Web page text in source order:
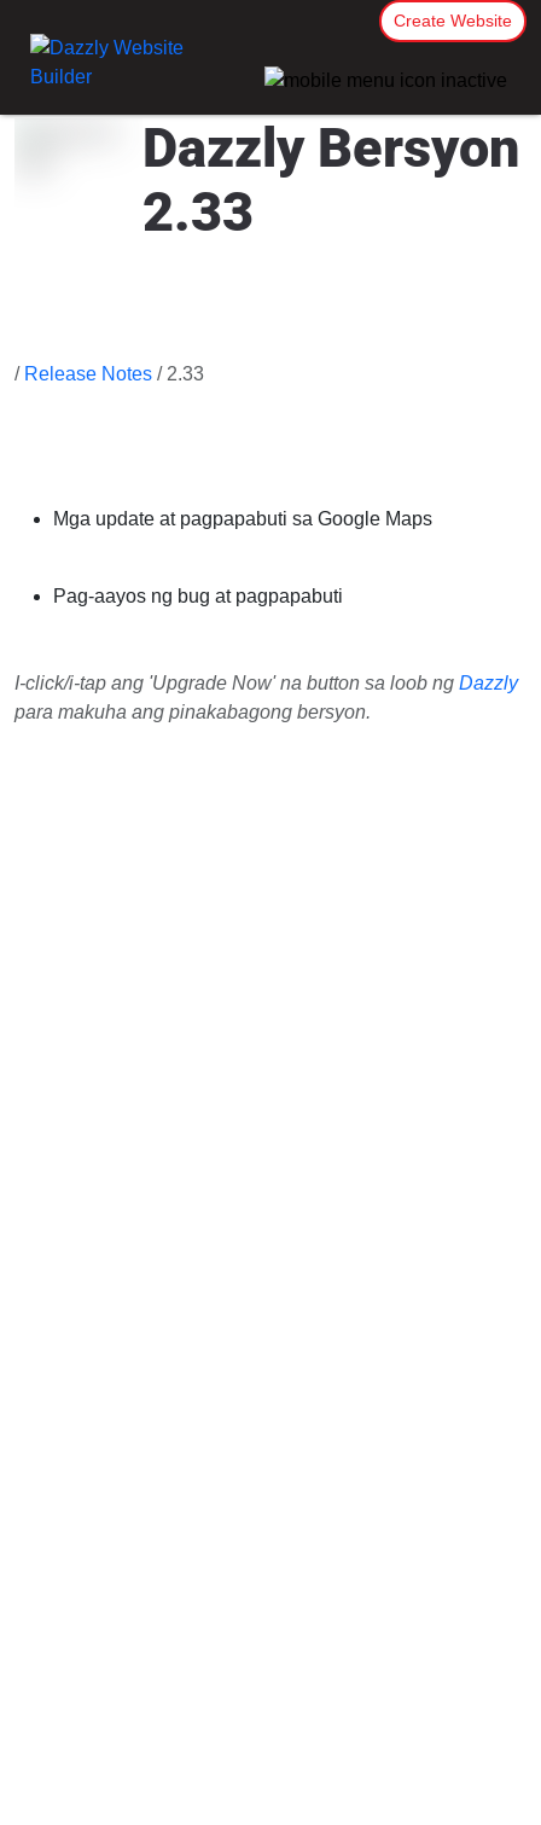
Create Website
Dazzly Bersyon
2.33
/ Release Notes / 2.33
Mga update at pagpapabuti sa Google Maps
Pag-aayos ng bug at pagpapabuti
I-click/i-tap ang 'Upgrade Now' na button sa loob ng Dazzly
para makuha ang pinakabagong bersyon.